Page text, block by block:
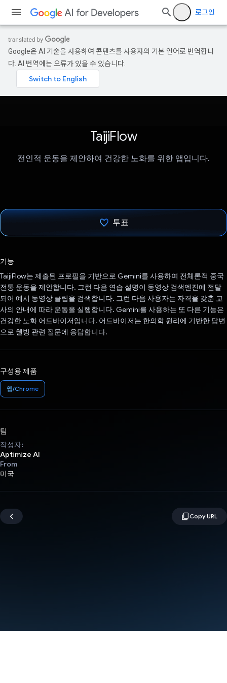
로그인
Google은 AI 기술을 사용하여 콘텐츠를 사용자의 기본 언어로 번역합니
다. AI 번역에는 오류가 있을 수 있습니다.
TaijiFlow
전인적 운동을 제안하여 건강한 노화를 위한 앱입니다.
투표
기능
TaijiFlow는 제출된 프로필을 기반으로 Gemini를 사용하여 전체론적 중국
전통 운동을 제안합니다. 그런 다음 연습 설명이 동영상 검색엔진에 전달
되어 예시 동영상 클립을 검색합니다. 그런 다음 사용자는 자격을 갖춘 교
사의 안내에 따라 운동을 실행합니다. Gemini를 사용하는 또 다른 기능은
건강한 노화 어드바이저입니다. 어드바이저는 한의학 원리에 기반한 답변
으로 웰빙 관련 질문에 응답합니다.
구성용 제품
웹/Chrome
팀
작성자:
Aptimize AI
From
미국